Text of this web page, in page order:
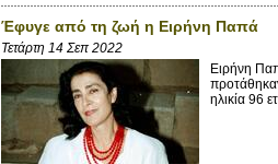
Έφυγε από τη ζωή η Ειρήνη Παπά
Τετάρτη 14 Σεπ 2022
Ειρήνη
ηλικία 96